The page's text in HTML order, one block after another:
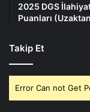
2025 DGS
Puanları
Takip Et
Error Can not Get